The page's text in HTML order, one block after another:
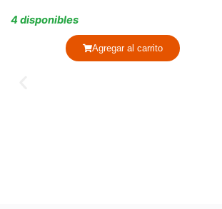
4 disponibles
Agregar al carrito